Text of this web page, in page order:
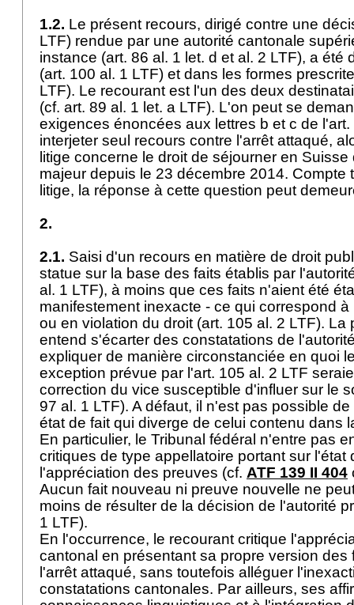
1.2. Le présent recours, dirigé contre une
LTF) rendue par une autorité cantonale
instance (art. 86 al. 1 let. d et al. 2 LTF), a été
(art. 100 al. 1 LTF) et dans les formes
LTF). Le recourant est l'un des deux
(cf. art. 89 al. 1 let. a LTF). L'on peut se
exigences énoncées aux lettres b et c de l'art.
interjeter seul recours contre l'arrêt attaqué,
litige concerne le droit de séjourner en
majeur depuis le 23 décembre 2014. Compte
litige, la réponse à cette question peut
2.
2.1. Saisi d'un recours en matière de droit
statue sur la base des faits établis par
al. 1 LTF), à moins que ces faits n'aient été
manifestement inexacte - ce qui correspond
ou en violation du droit (art. 105 al. 2 LTF). La
entend s'écarter des constatations de
expliquer de manière circonstanciée en quoi
exception prévue par l'art. 105 al. 2 LTF
correction du vice susceptible d'influer sur le
97 al. 1 LTF). A défaut, il n'est pas possible
état de fait qui diverge de celui contenu dans
En particulier, le Tribunal fédéral n'entre pas
critiques de type appellatoire portant sur l'état
l'appréciation des preuves (cf. ATF 139 II 404
Aucun fait nouveau ni preuve nouvelle ne
moins de résulter de la décision de l'autorité
1 LTF).
En l'occurrence, le recourant critique
cantonal en présentant sa propre version des
l'arrêt attaqué, sans toutefois alléguer
constatations cantonales. Par ailleurs, ses